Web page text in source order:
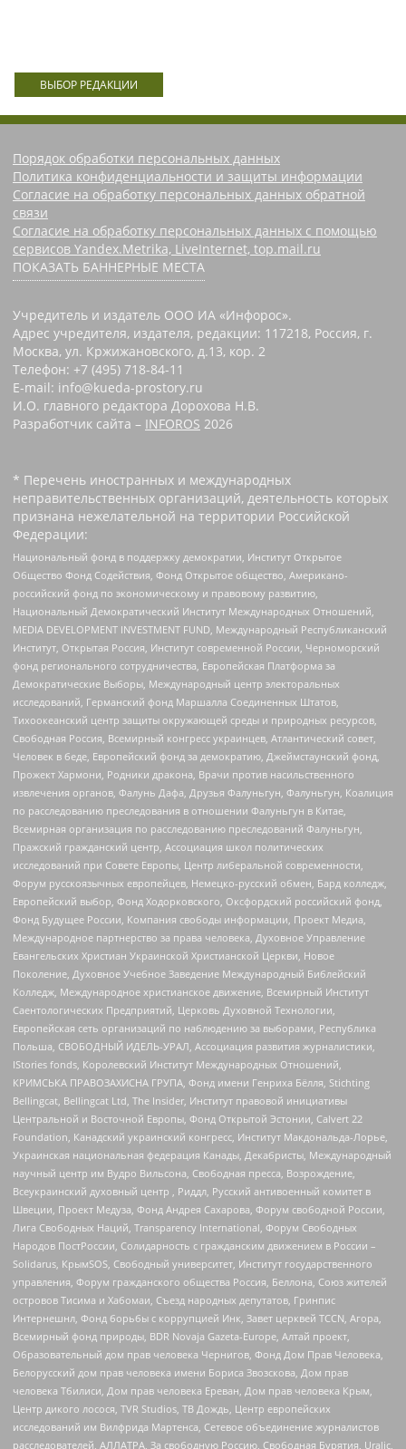
ВЫБОР РЕДАКЦИИ
Порядок обработки персональных данных
Политика конфиденциальности и защиты информации
Согласие на обработку персональных данных обратной
связи
Согласие на обработку персональных данных с помощью
сервисов Yandex.Metrika, LiveInternet, top.mail.ru
ПОКАЗАТЬ БАННЕРНЫЕ МЕСТА
Учредитель и издатель ООО ИА «Инфорос».
Адрес учредителя, издателя, редакции: 117218, Россия, г.
Москва, ул. Кржижановского, д.13, кор. 2
Телефон: +7 (495) 718-84-11
E-mail: info@kueda-prostory.ru
И.О. главного редактора Дорохова Н.В.
Разработчик сайта – INFOROS 2026
* Перечень иностранных и международных
неправительственных организаций, деятельность которых
признана нежелательной на территории Российской
Федерации:
Национальный фонд в поддержку демократии, Институт Открытое
Общество Фонд Содействия, Фонд Открытое общество, Американо-
российский фонд по экономическому и правовому развитию,
Национальный Демократический Институт Международных Отношений,
MEDIA DEVELOPMENT INVESTMENT FUND, Международный Республиканский
Институт, Открытая Россия, Институт современной России, Черноморский
фонд регионального сотрудничества, Европейская Платформа за
Демократические Выборы, Международный центр электоральных
исследований, Германский фонд Маршалла Соединенных Штатов,
Тихоокеанский центр защиты окружающей среды и природных ресурсов,
Свободная Россия, Всемирный конгресс украинцев, Атлантический совет,
Человек в беде, Европейский фонд за демократию, Джеймстаунский фонд,
Прожект Хармони, Родники дракона, Врачи против насильственного
извлечения органов, Фалунь Дафа, Друзья Фалуньгун, Фалуньгун, Коалиция
по расследованию преследования в отношении Фалуньгун в Китае,
Всемирная организация по расследованию преследований Фалуньгун,
Пражский гражданский центр, Ассоциация школ политических
исследований при Совете Европы, Центр либеральной современности,
Форум русскоязычных европейцев, Немецко-русский обмен, Бард колледж,
Европейский выбор, Фонд Ходорковского, Оксфордский российский фонд,
Фонд Будущее России, Компания свободы информации, Проект Медиа,
Международное партнерство за права человека, Духовное Управление
Евангельских Христиан Украинской Христианской Церкви, Новое
Поколение, Духовное Учебное Заведение Международный Библейский
Колледж, Международное христианское движение, Всемирный Институт
Саентологических Предприятий, Церковь Духовной Технологии,
Европейская сеть организаций по наблюдению за выборами, Республика
Польша, СВОБОДНЫЙ ИДЕЛЬ-УРАЛ, Ассоциация развития журналистики,
IStories fonds, Королевский Институт Международных Отношений,
КРИМСЬКА ПРАВОЗАХИСНА ГРУПА, Фонд имени Генриха Бёлля, Stichting
Bellingcat, Bellingcat Ltd, The Insider, Институт правовой инициативы
Центральной и Восточной Европы, Фонд Открытой Эстонии, Calvert 22
Foundation, Канадский украинский конгресс, Институт Макдональда-Лорье,
Украинская национальная федерация Канады, Декабристы, Международный
научный центр им Вудро Вильсона, Свободная пресса, Возрождение,
Всеукраинский духовный центр , Риддл, Русский антивоенный комитет в
Швеции, Проект Медуза, Фонд Андрея Сахарова, Форум свободной России,
Лига Свободных Наций, Transparеncy International, Форум Свободных
Народов ПостРоссии, Солидарность с гражданским движением в России –
Solidarus, КрымSOS, Свободный университет, Институт государственного
управления, Форум гражданского общества Россия, Беллона, Союз жителей
островов Тисима и Хабомаи, Съезд народных депутатов, Гринпис
Интернешнл, Фонд борьбы с коррупцией Инк, Завет церквей TCCN, Агора,
Всемирный фонд природы, BDR Novaja Gazeta-Europe, Алтай проект,
Образовательный дом прав человека Чернигов, Фонд Дом Прав Человека,
Белорусский дом прав человека имени Бориса Звозскова, Дом прав
человека Тбилиси, Дом прав человека Ереван, Дом прав человека Крым,
Центр дикого лосося, TVR Studios, ТВ Дождь, Центр европейских
исследований им Вилфрида Мартенса, Сетевое объединение журналистов
расследователей, АЛЛАТРА, За свободную Россию, Свободная Бурятия, Uralic,